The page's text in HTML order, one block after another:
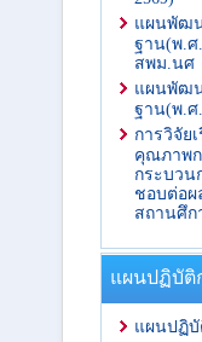
แผนพัฒ
ฐาน(พ.ศ
สพม.นศ
แผนพัฒ
ฐาน(พ.ศ
การวิจัย
คุณภาพก
กระบวน
ชอบต่อผ
สถานศึก
แผนปฏิบัติ
แผนปฏิบั